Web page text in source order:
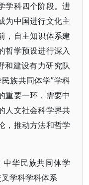
学科四个阶段。进
为中国进行文化主
，自主知识体系建
哲学预设进行深入
和建设有力研究队
族共同体学”学科
重要一环，需要中
人文社会科学界共
，推动方法和哲学
华民族共同体学
学科学科体系